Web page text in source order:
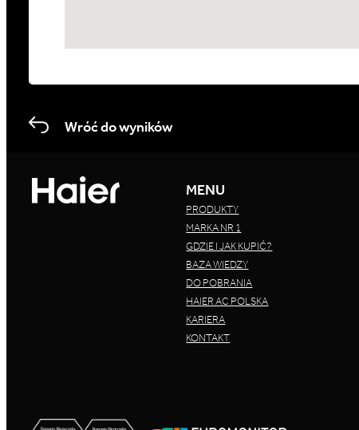
Wróć do wyników
MENU
PRODUKTY
MARKA NR 1
GDZIE I JAK KUPIĆ?
BAZA WIEDZY
DO POBRANIA
HAIER AC POLSKA
KARIERA
KONTAKT